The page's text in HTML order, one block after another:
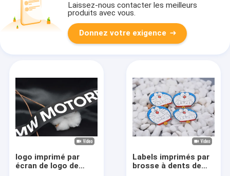
Laissez-nous contacter les meilleurs
produits avec vous.
Donnez votre exigence
logo imprimé par
écran de logo de
Labels imprimés par
brosse à dents de